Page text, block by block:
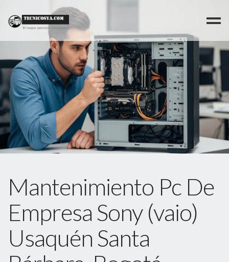
Mantenimiento Pc De
Empresa Sony (vaio)
Usaquén Santa